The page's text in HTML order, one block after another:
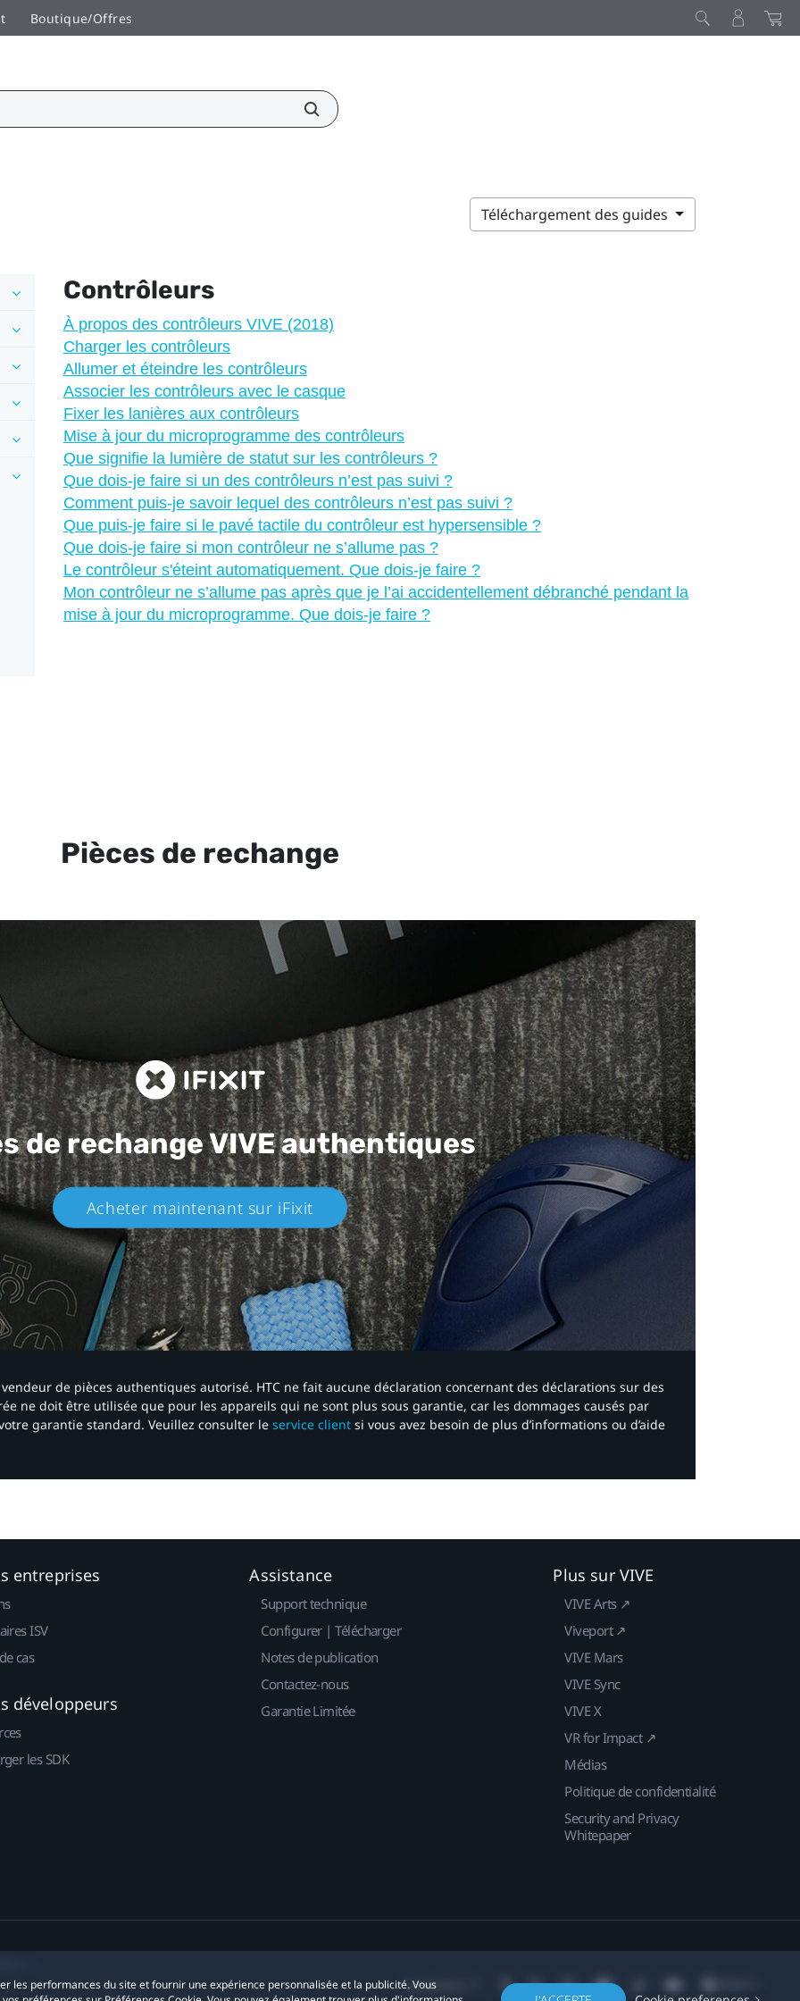
Boutique/Offres
Téléchargement des guides
Contrôleurs
À propos des contrôleurs VIVE (2018)
Charger les contrôleurs
Allumer et éteindre les contrôleurs
Associer les contrôleurs avec le casque
Fixer les lanières aux contrôleurs
Mise à jour du microprogramme des contrôleurs
Que signifie la lumière de statut sur les contrôleurs ?
Que dois-je faire si un des contrôleurs n’est pas suivi ?
Comment puis-je savoir lequel des contrôleurs n’est pas suivi ?
Que puis-je faire si le pavé tactile du contrôleur est hypersensible ?
Que dois-je faire si mon contrôleur ne s’allume pas ?
Le contrôleur s'éteint automatiquement. Que dois-je faire ?
Mon contrôleur ne s’allume pas après que je l’ai accidentellement débranché pendant la
mise à jour du microprogramme. Que dois-je faire ?
Pièces de rechange
de rechangeVIVE authentiques​
Acheter maintenant sur iFixit​
de pièces authentiques autorisé. HTC ne fait aucune déclaration concernant des déclarations sur des
ne doit être utilisée que pour les appareils qui ne sont plus sous garantie, car les dommages causés par
garantie standard. Veuillez consulter le service client si vous avez besoin de plus d’informations ou d’aide
les performances du site et fournir une expérience personnalisée et la publicité. Vous
entreprises
ISV
cas
développeurs
les SDK
Assistance
Support technique
Configurer | Télécharger
Notes de publication
Contactez-nous
Garantie Limitée
Plus sur VIVE
VIVE Arts ↗
Viveport ↗
VIVE Mars
VIVE Sync
VIVE X
VR for Impact ↗
Médias
Politique de confidentialité
Security and Privacy
Whitepaper
Localisation